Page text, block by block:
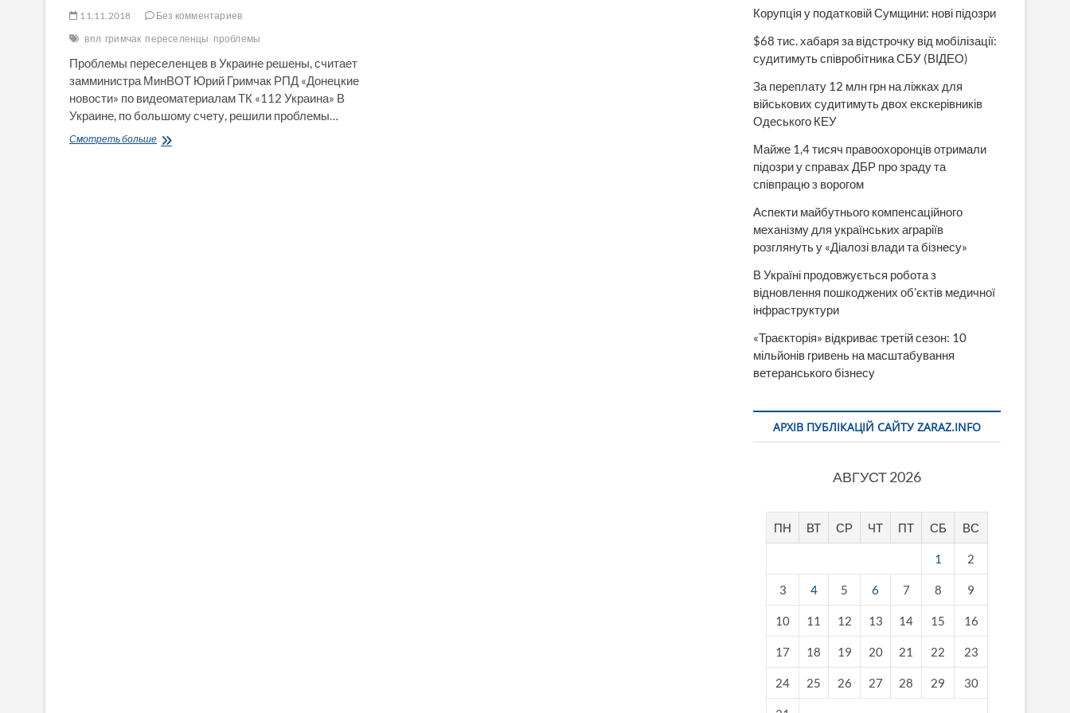
11.11.2018
Без комментариев
впл гримчак переселенцы проблемы
Проблемы переселенцев в Украине решены, считает
замминистра МинВОТ Юрий Гримчак РПД «Донецкие
новости» по видеоматериалам ТК «112 Украина» В
Украине, по большому счету, решили проблемы…
Смотреть большеПроблемы
Корупція у податковій Сумщини: нові підозри
$68 тис. хабаря за відстрочку від мобілізації:
судитимуть співробітника СБУ (ВІДЕО)
За переплату 12 млн грн на ліжках для
військових судитимуть двох екскерівників
Одеського КЕУ
Майже 1,4 тисяч правоохоронців отримали
підозри у справах ДБР про зраду та
співпрацю з ворогом
Аспекти майбутнього компенсаційного
механізму для українських аграріїв
розглянуть у «Діалозі влади та бізнесу»
В Україні продовжується робота з
відновлення пошкоджених об’єктів медичної
інфраструктури
«Траєкторія» відкриває третій сезон: 10
мільйонів гривень на масштабування
ветеранського бізнесу
АРХІВ ПУБЛІКАЦІЙ САЙТУ ZARAZ.INFO
АВГУСТ 2026
ПН ВТ СР ЧТ ПТ СБ ВС
1 2
3 4 5 6 7 8 9
10 11 12 13 14 15 16
17 18 19 20 21 22 23
24 25 26 27 28 29 30